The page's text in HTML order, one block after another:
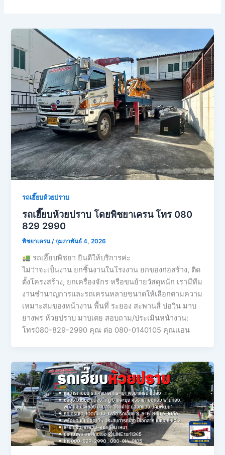
รถเฮี๊ยบห้วยปราบ
รถเฮี๊ยบห้วยปราบ โดยพิชยาเครน โทร 080
829 2990
พิชยาเครน/กุมภาพันธ์ 4, 2026
รถเฮี๊ยบพิชยา ยินดีให้บริการค่ะ
ไม่ว่าจะเป็นงาน ยกชิ้นงานในโรงงาน ยกของก่อสร้าง, ติด
ตั้งโครงสร้าง, ยกเครื่องจักร หรือขนย้ายวัสดุหนัก เรามีทีม
งานชำนาญการและรถเครนหลายขนาดให้เลือกตามความ
เหมาะสมของหน้างาน พื้นที่ ระยอง สะพานสี่ บ่อวิน มาบ
ยางพร ห้วยปราบ มาบเตย สอบถาม/ประเมินหน้างาน:
โทร080-829-2990 คุณ ต่อ 080-0140105 คุณเเอน